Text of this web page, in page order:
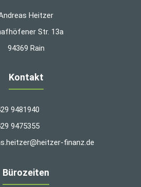
Heitzer
Str. 13a
94369 Rain
Kontakt
9481940
9475355
finanz.de
Bürozeiten